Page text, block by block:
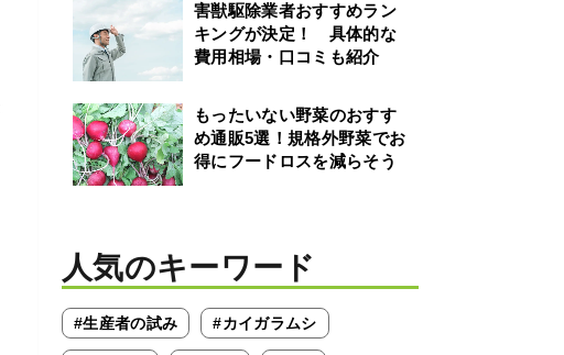
害獣駆除業者おすすめラン
キングが決定！ 具体的な
費用相場・口コミも紹介
もったいない野菜のおすす
め通販5選！規格外野菜でお
得にフードロスを減らそう
人気のキーワード
#生産者の試み #カイガラムシ